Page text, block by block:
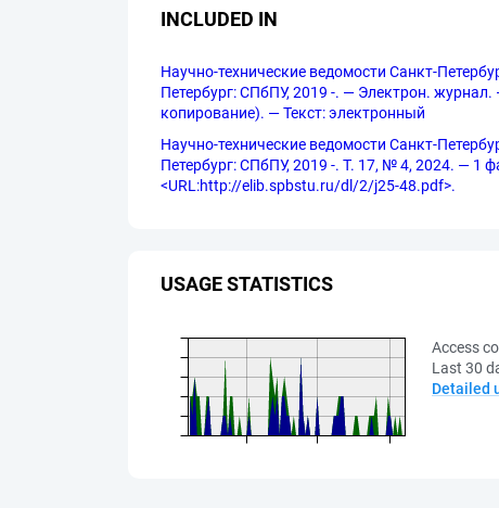
INCLUDED IN
Научно-технические ведомости Санкт-
Петербург: СПбПУ, 2019 -. — Электрон.
копирование). — Текст: электронный
Научно-технические ведомости Санкт-
Петербург: СПбПУ, 2019 -. Т. 17, № 4, 2024. — 1
<URL:http://elib.spbstu.ru/dl/2/j25-48.pdf>.
USAGE STATISTICS
Access
Last 30
Detailed